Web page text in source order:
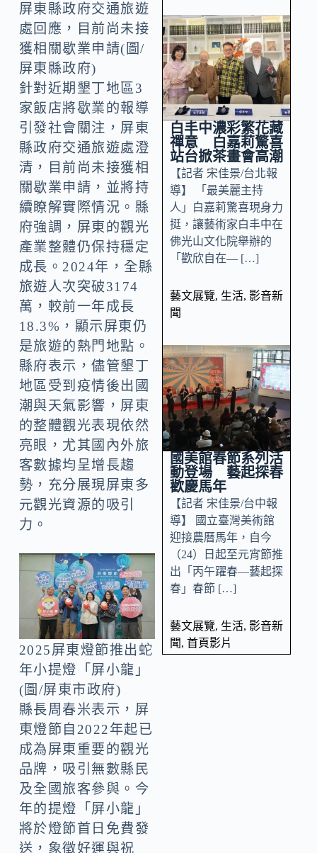
屏東縣政府交通旅遊
處回應，目前尚未接
獲相關歇業申請(圖/
屏東縣政府)
針對近期墾丁地區3
家飯店將歇業的報導
引發社會關注，屏東
縣政府交通旅遊處澄
清，目前尚未接獲相
關歇業申請，並將持
續瞭解實際情況。縣
府強調，屏東的觀光
產業整體仍保持穩定
成長。2024年，全縣
旅遊人次突破3174
萬，較前一年成長
18.3%，顯示屏東仍
是旅遊的熱門地點。
縣府表示，儘管墾丁
地區受到疫情後出國
潮與天氣影響，屏東
的整體觀光表現依然
亮眼，尤其國內外旅
客數據均呈增長趨
勢，充分展現屏東多
元觀光資源的吸引
力。
2025屏東燈節推出蛇
年小提燈「屏小龍」
(圖/屏東市政府)
縣長周春米表示，屏
東燈節自2022年起已
成為屏東重要的觀光
品牌，吸引無數縣民
及全國旅客參與。今
年的提燈「屏小龍」
將於燈節首日免費發
送，象徵好運與祝
白丰中濃彩繁花藏
禪意 白嘉莉驚喜
站台掀茶畫會高潮
【記者 宋佳景/台北報
導】 「最美麗主持
人」白嘉莉驚喜現身力
挺，讓藝術家白丰中在
佛光山文化院舉辦的
「歡欣自在— […]
藝文展覽, 生活, 影音新
聞
國美館春節系列活
動登場 藝起探春
歡慶馬年
【記者 宋佳景/台中報
導】 國立臺灣美術館
迎接農曆馬年，自今
（24）日起至元宵節推
出「丙午躍春—藝起探
春」春節 […]
藝文展覽, 生活, 影音新
聞, 首頁影片